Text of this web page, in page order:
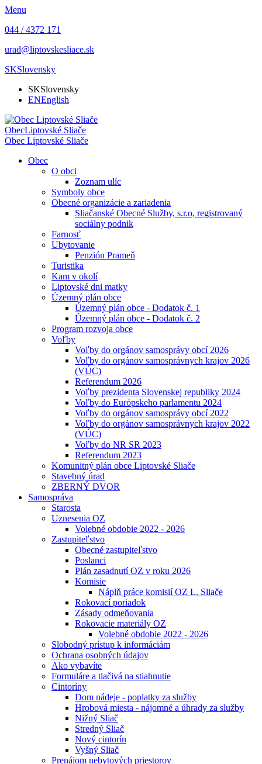
Menu
044 / 4372 171
urad@liptovskesliace.sk
SKSlovensky
SKSlovensky
ENEnglish
ObecLiptovské Sliače
Obec Liptovské Sliače
Obec
O obci
Zoznam ulíc
Symboly obce
Obecné organizácie a zariadenia
Sliačanské Obecné Služby, s.r.o, registrovaný
sociálny podnik
Farnosť
Ubytovanie
Penzión Prameň
Turistika
Kam v okolí
Liptovské dni matky
Územný plán obce
Územný plán obce - Dodatok č. 1
Územný plán obce - Dodatok č. 2
Program rozvoja obce
Voľby
Voľby do orgánov samosprávy obcí 2026
Voľby do orgánov samosprávnych krajov 2026
(VÚC)
Referendum 2026
Voľby prezidenta Slovenskej republiky 2024
Voľby do Európskeho parlamentu 2024
Voľby do orgánov samosprávy obcí 2022
Voľby do orgánov samosprávnych krajov 2022
(VÚC)
Voľby do NR SR 2023
Referendum 2023
Komunitný plán obce Liptovské Sliače
Stavebný úrad
ZBERNÝ DVOR
Samospráva
Starosta
Uznesenia OZ
Volebné obdobie 2022 - 2026
Zastupiteľstvo
Obecné zastupiteľstvo
Poslanci
Plán zasadnutí OZ v roku 2026
Komisie
Náplň práce komisií OZ L. Sliače
Rokovací poriadok
Zásady odmeňovania
Rokovacie materiály OZ
Volebné obdobie 2022 - 2026
Slobodný prístup k informáciám
Ochrana osobných údajov
Ako vybavíte
Formuláre a tlačivá na stiahnutie
Cintoríny
Dom nádeje - poplatky za služby
Hrobová miesta - nájomné a úhrady za služby
Nižný Sliač
Stredný Sliač
Nový cintorín
Vyšný Sliač
Prenájom nebytových priestorov